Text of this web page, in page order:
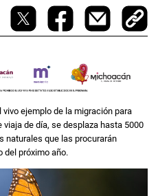
ejemplo de la migración para
de día, se desplaza hasta 5000
naturales que las procurarán
del próximo año.